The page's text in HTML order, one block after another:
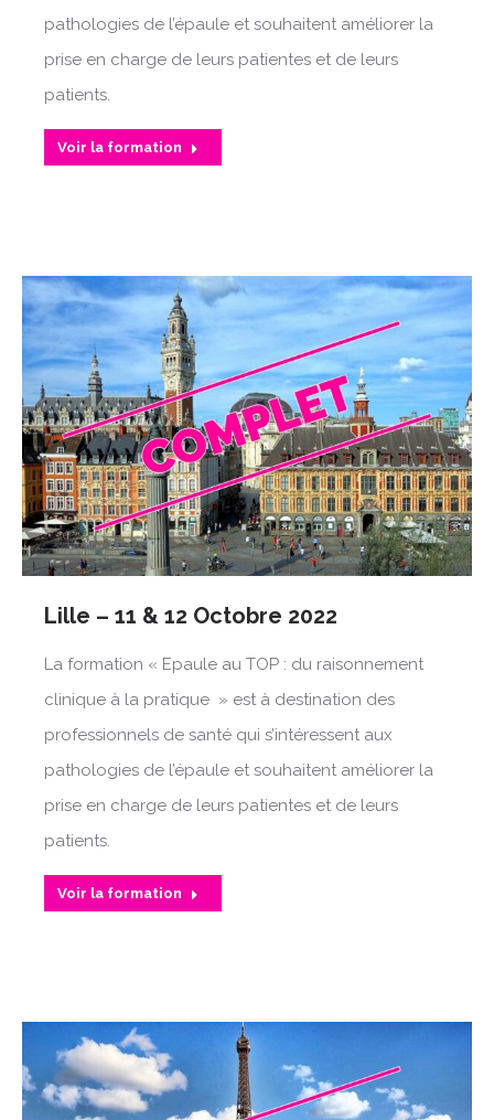
pathologies de l’épaule et souhaitent améliorer la
prise en charge de leurs patientes et de leurs
patients.
Voir la formation
Lille – 11 & 12 Octobre 2022
La formation « Epaule au TOP : du raisonnement
clinique à la pratique » est à destination des
professionnels de santé qui s’intéressent aux
pathologies de l’épaule et souhaitent améliorer la
prise en charge de leurs patientes et de leurs
patients.
Voir la formation